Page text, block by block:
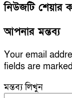
নিউজটি শেয়ার
আপনার মন্তব্য
Your email
fields are marked
মন্তব্য লিখুন